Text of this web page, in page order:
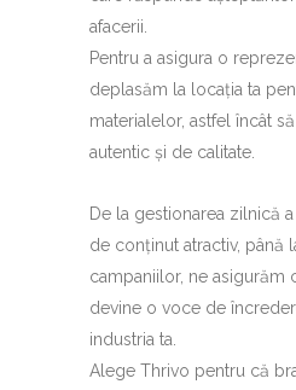
afacerii.
Pentru a asigura o
deplasăm la locația ta
materialelor, astfel încât
autentic și de calitate.
De la gestionarea zilnică
de conținut atractiv, până
campaniilor, ne asigurăm
devine o voce de
industria ta.
Alege Thrivo pentru că